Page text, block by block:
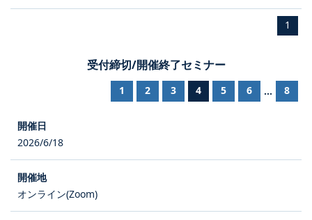
1
受付締切/開催終了セミナー
1 2 3 4 5 6 ... 8
2026/6/18
オンライン(Zoom)